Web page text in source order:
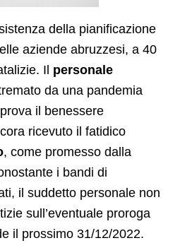
della pianificazione
aziende abruzzesi, a 40
Il personale
da una pandemia
il benessere
ricevuto il fatidico
, come promesso dalla
i bandi di
il suddetto personale non
sull’eventuale proroga
il prossimo 31/12/2022.